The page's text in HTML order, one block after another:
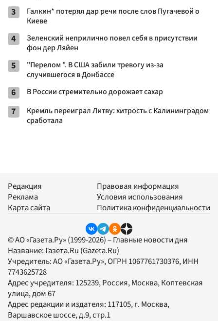
3
Галкин* потерял дар речи после слов Пугачевой о
Киеве
4
Зеленский неприлично повел cебя в присутствии
фон дер Ляйен
5
"Перелом ". В США забили тревогу из-за
случившегося в Донбассе
6 В России стремительно дорожает сахар
7
Кремль переиграл Литву: хитрость с Калининградом
сработала
Редакция
Реклама
Карта сайта
Правовая информация
Условия использования
Политика конфиденциальности
© АО «Газета.Ру» (1999-2026) – Главные новости дня
Название: Газета.Ru (Gazeta.Ru)
Учредитель:АО «Газета.Ру», ОГРН 1067761730376, ИНН
7743625728
Адрес учредителя: 125239, Россия, Москва, Коптевская
улица, дом 67
Адрес редакции и издателя: 117105, г. Москва,
Варшавское шоссе, д.9, стр.1